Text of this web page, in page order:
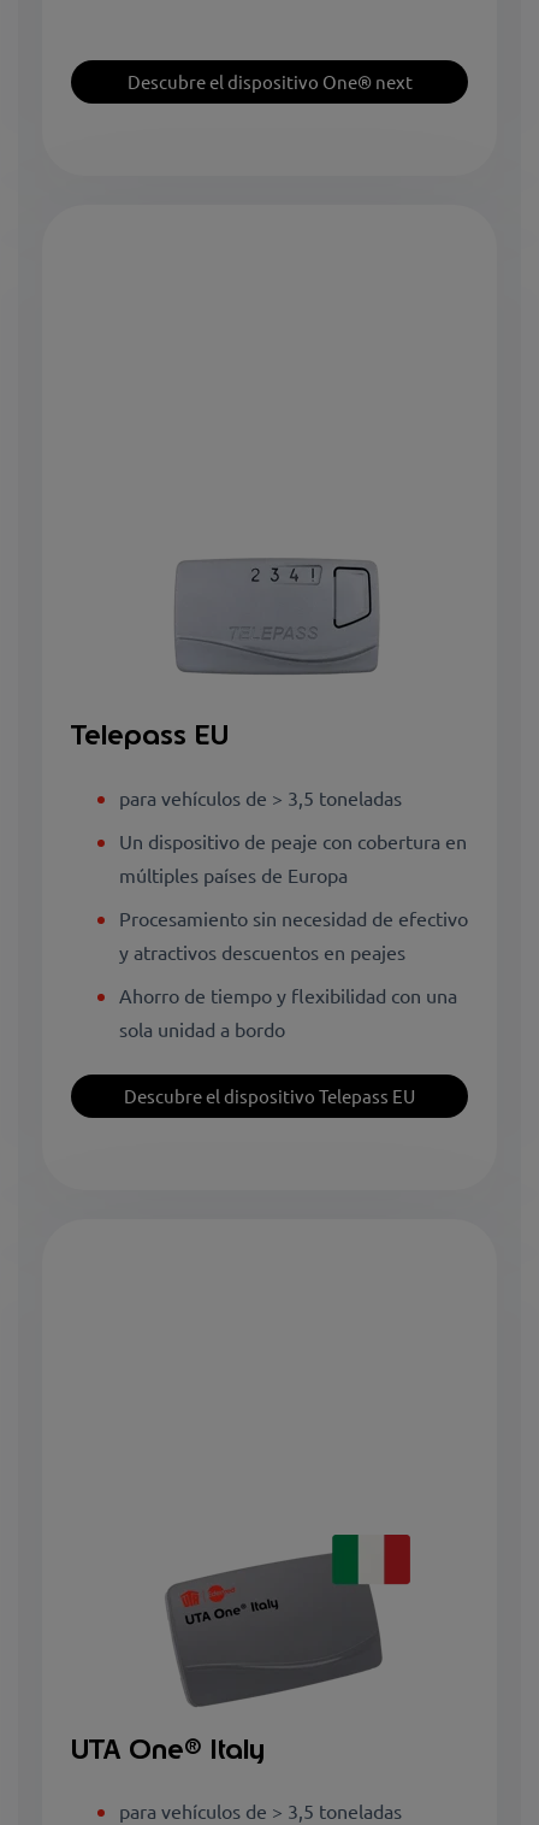
Descubre el dispositivo One® next
Telepass EU
para vehículos de > 3,5 toneladas
Un dispositivo de peaje con cobertura en
múltiples países de Europa
Procesamiento sin necesidad de efectivo
y atractivos descuentos en peajes
Ahorro de tiempo y flexibilidad con una
sola unidad a bordo
Descubre el dispositivo Telepass EU
UTA One® Italy
para vehículos de > 3,5 toneladas